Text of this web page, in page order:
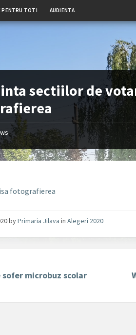
PENTRU TOTI AUDIENTA
sectiilor de
fotografierea
byPrimaria Jilava inAlegeri 2020
sofer microbuz scolar